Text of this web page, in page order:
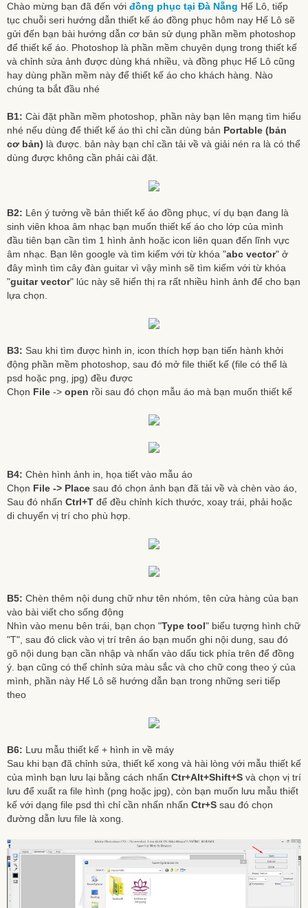
Chào mừng bạn đã đến với đồng phục tại Đà Nẵng Hế Lô, tiếp
tục chuỗi seri hướng dẫn thiết kế áo đồng phục hôm nay Hế Lô sẽ
gửi đến bạn bài hướng dẫn cơ bản sử dụng phần mềm photoshop
để thiết kế áo. Photoshop là phần mềm chuyên dụng trong thiết kế
và chỉnh sửa ảnh được dùng khá nhiều, và đồng phục Hế Lô cũng
hay dùng phần mềm này để thiết kế áo cho khách hàng. Nào
chúng ta bắt đầu nhé
B1: Cài đặt phần mềm photoshop, phần này bạn lên mạng tìm hiểu
nhé nếu dùng để thiết kế áo thì chỉ cần dùng bản Portable (bản
cơ bản) là được. bản này bạn chỉ cần tải về và giải nén ra là có thể
dùng được không cần phải cài đặt.
B2: Lên ý tưởng về bản thiết kế áo đồng phục, ví dụ bạn đang là
sinh viên khoa âm nhạc bạn muốn thiết kế áo cho lớp của mình
đầu tiên bạn cần tìm 1 hình ảnh hoặc icon liên quan đến lĩnh vực
âm nhạc. Bạn lên google và tìm kiếm với từ khóa "abc vector" ở
đây mình tìm cây đàn guitar vì vậy mình sẽ tìm kiếm với từ khóa
"guitar vector" lúc này sẽ hiển thị ra rất nhiều hình ảnh để cho bạn
lựa chọn.
B3: Sau khi tìm được hình in, icon thích hợp bạn tiến hành khởi
động phần mềm photoshop, sau đó mở file thiết kế (file có thể là
psd hoặc png, jpg) đều được
Chọn File -> open rồi sau đó chọn mẫu áo mà bạn muốn thiết kế
B4: Chèn hình ảnh in, họa tiết vào mẫu áo
Chọn File -> Place sau đó chọn ảnh bạn đã tải về và chèn vào áo,
Sau đó nhấn Ctrl+T để đều chỉnh kích thước, xoay trái, phải hoặc
di chuyển vị trí cho phù hợp.
B5: Chèn thêm nội dung chữ như tên nhóm, tên cửa hàng của bạn
vào bài viết cho sống động
Nhìn vào menu bên trái, bạn chọn "Type tool" biểu tượng hình chữ
"T", sau đó click vào vị trí trên áo bạn muốn ghi nội dung, sau đó
gõ nội dung bạn cần nhập và nhấn vào dấu tick phía trên để đồng
ý. bạn cũng có thể chỉnh sửa màu sắc và cho chữ cong theo ý của
mình, phần này Hế Lô sẽ hướng dẫn bạn trong những seri tiếp
theo
B6: Lưu mẫu thiết kế + hình in về máy
Sau khi bạn đã chỉnh sửa, thiết kế xong và hài lòng với mẫu thiết kế
của mình bạn lưu lại bằng cách nhấn Ctr+Alt+Shift+S và chọn vị trí
lưu để xuất ra file hình (png hoặc jpg), còn bạn muốn lưu mẫu thiết
kế với dạng file psd thì chỉ cần nhấn nhấn Ctr+S sau đó chọn
đường dẫn lưu file là xong.